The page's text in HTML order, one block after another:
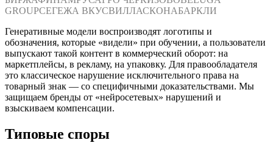
GROUPСЕГЕЖА ВКУСВИЛЛАСКОНАБАРКЛИ
Генеративные модели воспроизводят логотипы и
обозначения, которые «видели» при обучении, а пользователи
выпускают такой контент в коммерческий оборот: на
маркетплейсы, в рекламу, на упаковку. Для правообладателя
это классическое нарушение исключительного права на
товарный знак — со специфичными доказательствами. Мы
защищаем бренды от «нейросетевых» нарушений и
взыскиваем компенсации.
Типовые споры